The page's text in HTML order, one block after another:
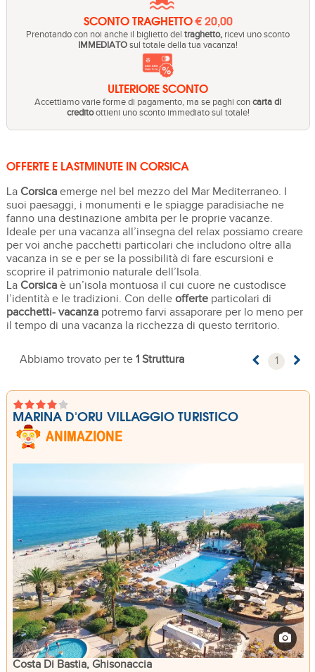
SCONTO TRAGHETTO€ 20,00
Prenotando con noi anche il biglietto deltraghetto, ricevi uno sconto
IMMEDIATOsul totale della tua vacanza!
ULTERIORE SCONTO
Accettiamo varie forme di pagamento, ma se paghi concarta di
creditoottieni uno sconto immediato sul totale!
OFFERTE E LASTMINUTE IN CORSICA
La Corsicaemerge nel bel mezzo del Mar Mediterraneo. I
suoi paesaggi, i monumenti e le spiagge paradisiache ne
fanno una destinazione ambita per le proprie vacanze.
Ideale per una vacanza all’insegna del relax possiamo creare
per voi anche pacchetti particolari che includono oltre alla
vacanza in se e per se la possibilità di fare escursioni e
scoprire il patrimonio naturale dell’Isola.
La Corsica è un’isola montuosa il cui cuore ne custodisce
l’identità e le tradizioni. Con delle offerte particolari di
pacchetti- vacanzapotremo farvi assaporare per lo meno per
il tempo di una vacanza la ricchezza di questo territorio.
Abbiamo trovato per te1 Struttura 1
MARINA D'ORU VILLAGGIO TURISTICO
Costa Di Bastia, Ghisonaccia